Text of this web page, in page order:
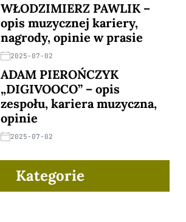
WŁODZIMIERZ PAWLIK –
opis muzycznej kariery,
nagrody, opinie w prasie
2025-07-02
ADAM PIEROŃCZYK
„DIGIVOOCO” – opis
zespołu, kariera muzyczna,
opinie
2025-07-02
Kategorie